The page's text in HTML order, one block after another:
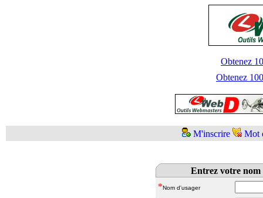
Obtenez
Obtenez
M'inscrire Mot
Entrez votre nom
*Nom d'usager